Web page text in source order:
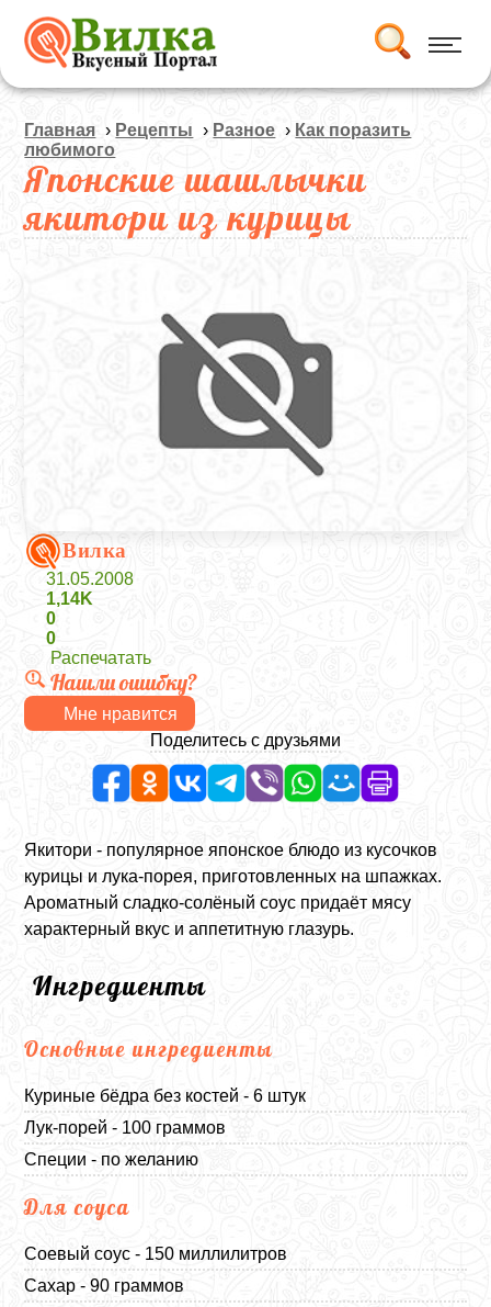
Главная › Рецепты › Разное › Как поразить
любимого
Японские шашлычки
якитори из курицы
Вилка
31.05.2008
1,14K
0
0
Распечатать
Нашли ошибку?
Мне нравится
Поделитесь с друзьями
Якитори - популярное японское блюдо из кусочков
курицы и лука-порея, приготовленных на шпажках.
Ароматный сладко-солёный соус придаёт мясу
характерный вкус и аппетитную глазурь.
Ингредиенты
Основные ингредиенты
Куриные бёдра без костей - 6 штук
Лук-порей - 100 граммов
Специи - по желанию
Для соуса
Соевый соус - 150 миллилитров
Сахар - 90 граммов